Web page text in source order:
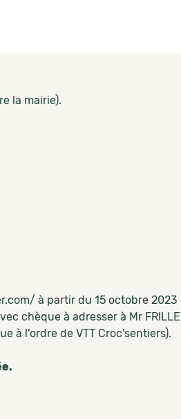
la mairie).
à partir du 15 octobre 2023
chèque à adresser à Mr
à l'ordre de VTT Croc'sentiers).